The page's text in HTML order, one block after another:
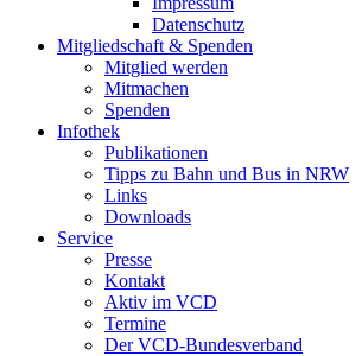
Datenschutz
Mitgliedschaft & Spenden
Mitglied werden
Mitmachen
Spenden
Infothek
Publikationen
Tipps zu Bahn und Bus in NRW
Links
Downloads
Service
Presse
Kontakt
Aktiv im VCD
Termine
Der VCD-Bundesverband